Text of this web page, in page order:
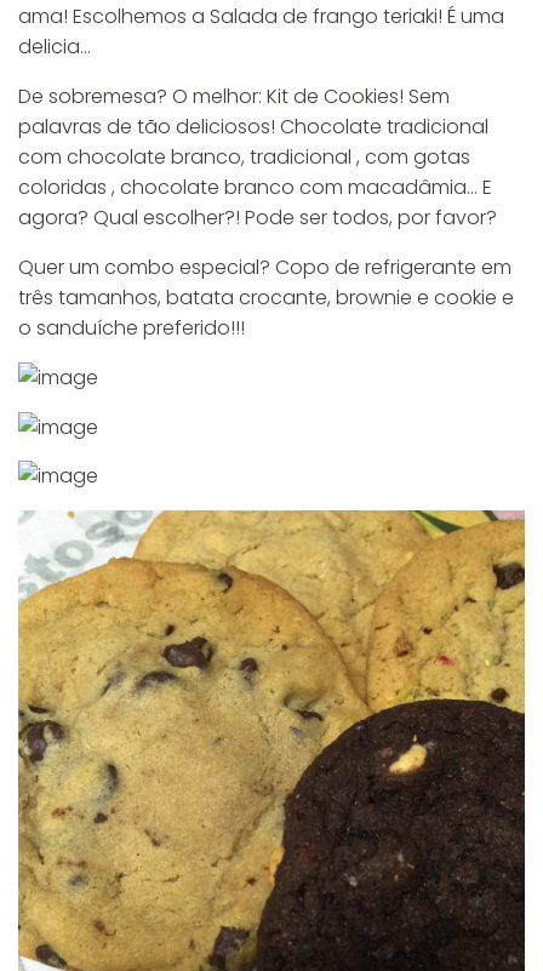
ama! Escolhemos a Salada de frango teriaki! É uma
delicia…
De sobremesa? O melhor: Kit de Cookies! Sem
palavras de tão deliciosos! Chocolate tradicional
com chocolate branco, tradicional , com gotas
coloridas , chocolate branco com macadâmia… E
agora? Qual escolher?! Pode ser todos, por favor?
Quer um combo especial? Copo de refrigerante em
três tamanhos, batata crocante, brownie e cookie e
o sanduíche preferido!!!